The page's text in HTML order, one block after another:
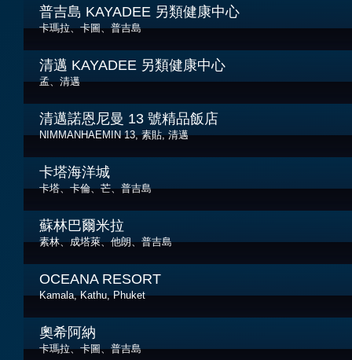
普吉島 KAYADEE 另類健康中心
卡瑪拉、卡圖、普吉島
清邁 KAYADEE 另類健康中心
孟、清邁
清邁諾恩尼曼 13 號精品飯店
NIMMANHAEMIN 13, 素貼, 清邁
卡塔海洋城
卡塔、卡倫、芒、普吉島
蘇林巴爾米拉
素林、成塔萊、他朗、普吉島
OCEANA RESORT
Kamala, Kathu, Phuket
奧希阿納
卡瑪拉、卡圖、普吉島